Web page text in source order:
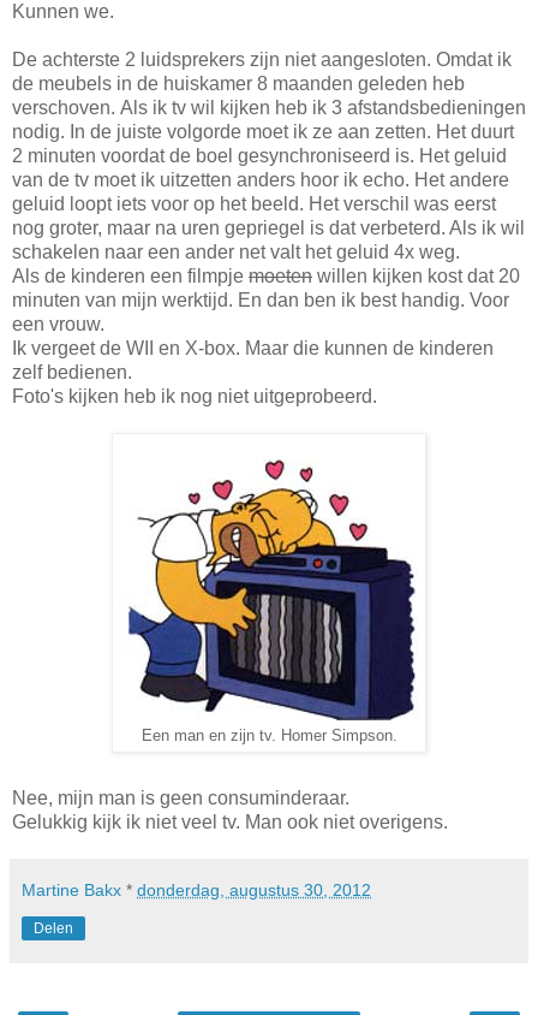
Kunnen we.
De achterste 2 luidsprekers zijn niet aangesloten. Omdat ik
de meubels in de huiskamer 8 maanden geleden heb
verschoven. Als ik tv wil kijken heb ik 3 afstandsbedieningen
nodig. In de juiste volgorde moet ik ze aan zetten. Het duurt
2 minuten voordat de boel gesynchroniseerd is. Het geluid
van de tv moet ik uitzetten anders hoor ik echo. Het andere
geluid loopt iets voor op het beeld. Het verschil was eerst
nog groter, maar na uren gepriegel is dat verbeterd. Als ik wil
schakelen naar een ander net valt het geluid 4x weg.
Als de kinderen een filmpje moeten willen kijken kost dat 20
minuten van mijn werktijd. En dan ben ik best handig. Voor
een vrouw.
Ik vergeet de WII en X-box. Maar die kunnen de kinderen
zelf bedienen.
Foto's kijken heb ik nog niet uitgeprobeerd.
Een man en zijn tv. Homer Simpson.
Nee, mijn man is geen consuminderaar.
Gelukkig kijk ik niet veel tv. Man ook niet overigens.
Martine Bakx * donderdag, augustus 30, 2012
Delen